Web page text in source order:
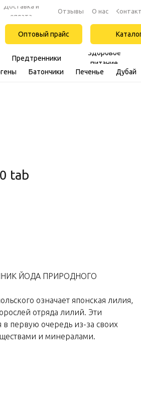
Доставка и
оплата
О нас
Здоровое
питание
Предтренники
Батончики Дубай
Печенье
Оптовый прайс
Отзывы
tab
ЙОДА ПРИРОДНОГО
означает японская лилия,
отряда лилий. Эти
первую очередь из-за своих
и минералами.